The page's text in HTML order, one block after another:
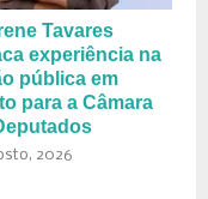
Tavares
experiência na
pública em
para a Câmara
2026